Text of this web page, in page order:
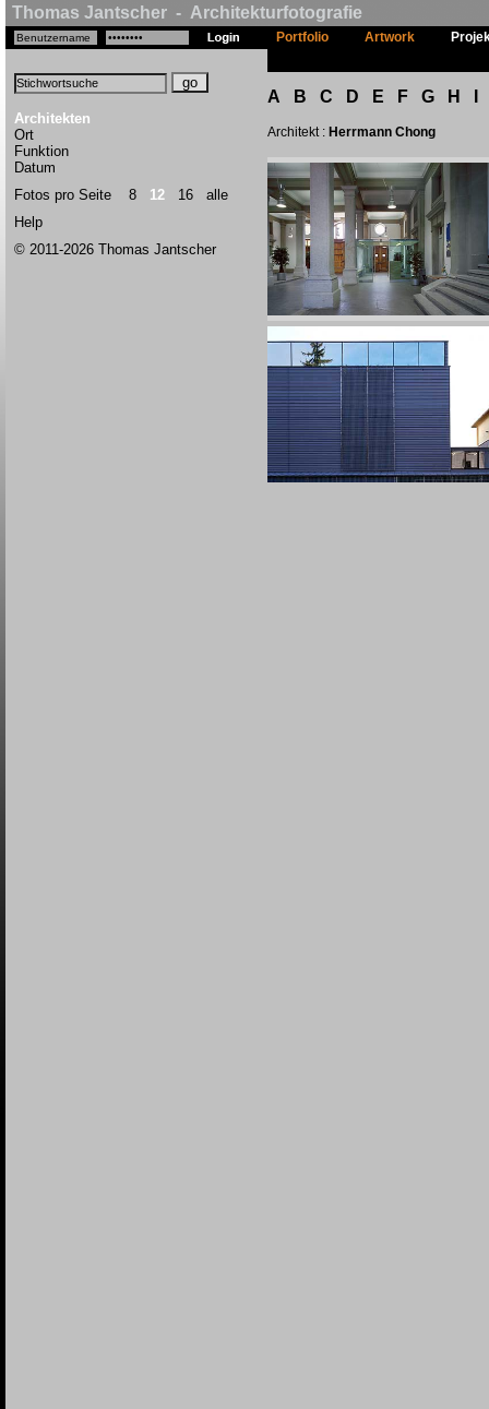
Thomas Jantscher - Architekturfotografie
Architekten
Ort
Funktion
Datum
Fotos pro Seite 8 12 16
alle
Help
© 2011-2026 Thomas Jantscher
Portfolio Artwork
A B C D E F G H
Architekt : Herrmann Chong